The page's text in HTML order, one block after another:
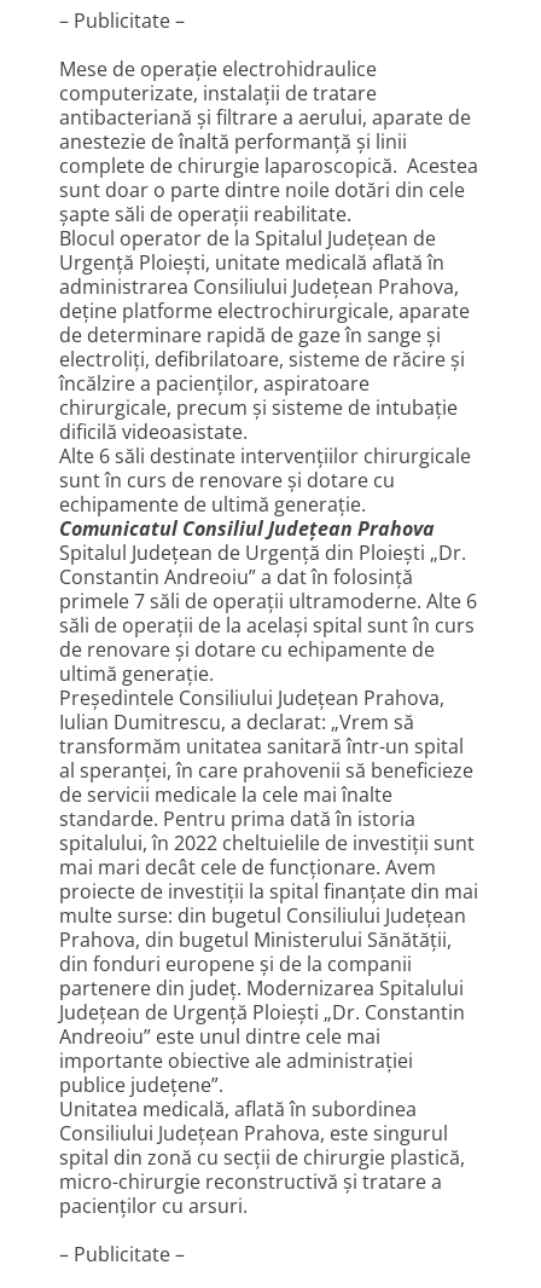
– Publicitate –
Mese de operație electrohidraulice
computerizate, instalații de tratare
antibacteriană și filtrare a aerului, aparate de
anestezie de înaltă performanță și linii
complete de chirurgie laparoscopică. Acestea
sunt doar o parte dintre noile dotări din cele
șapte săli de operații reabilitate.
Blocul operator de la Spitalul Județean de
Urgență Ploiești, unitate medicală aflată în
administrarea Consiliului Județean Prahova,
deține platforme electrochirurgicale, aparate
de determinare rapidă de gaze în sange și
electroliți, defibrilatoare, sisteme de răcire și
încălzire a pacienților, aspiratoare
chirurgicale, precum și sisteme de intubație
dificilă videoasistate.
Alte 6 săli destinate intervenţiilor chirurgicale
sunt în curs de renovare și dotare cu
echipamente de ultimă generație.
Comunicatul Consiliul Județean Prahova
Spitalul Județean de Urgență din Ploiești „Dr.
Constantin Andreoiu” a dat în folosință
primele 7 săli de operații ultramoderne. Alte 6
săli de operații de la același spital sunt în curs
de renovare și dotare cu echipamente de
ultimă generație.
Președintele Consiliului Județean Prahova,
Iulian Dumitrescu, a declarat: „Vrem să
transformăm unitatea sanitară într-un spital
al speranței, în care prahovenii să beneficieze
de servicii medicale la cele mai înalte
standarde. Pentru prima dată în istoria
spitalului, în 2022 cheltuielile de investiții sunt
mai mari decât cele de funcționare. Avem
proiecte de investiții la spital finanțate din mai
multe surse: din bugetul Consiliului Județean
Prahova, din bugetul Ministerului Sănătății,
din fonduri europene și de la companii
partenere din județ. Modernizarea Spitalului
Județean de Urgență Ploiești „Dr. Constantin
Andreoiu” este unul dintre cele mai
importante obiective ale administrației
publice județene”.
Unitatea medicală, aflată în subordinea
Consiliului Județean Prahova, este singurul
spital din zonă cu secții de chirurgie plastică,
micro-chirurgie reconstructivă și tratare a
pacienților cu arsuri.
– Publicitate –